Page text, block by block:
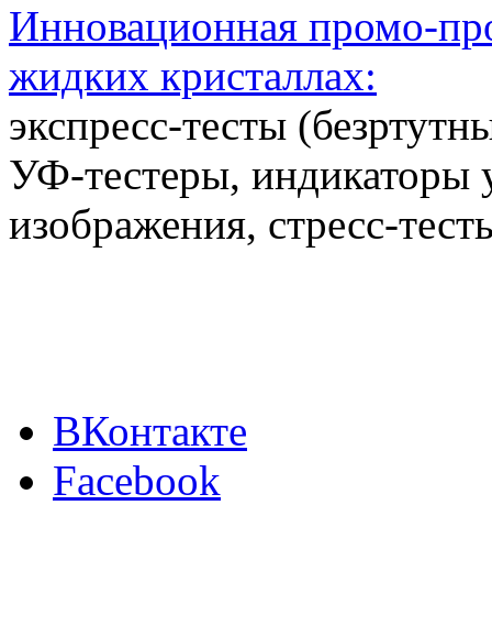
Инновационная промо-
жидких кристаллах:
экспресс-тесты
УФ-тестеры, индикаторы
изображения, стресс-
ВКонтакте
Facebook